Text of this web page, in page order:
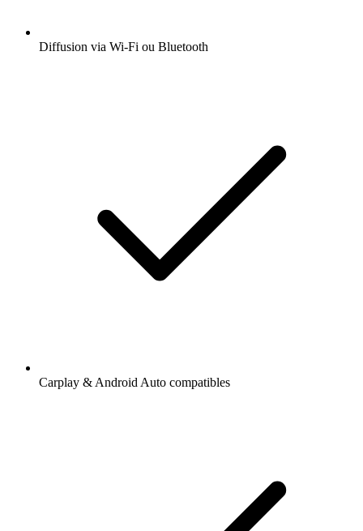
Diffusion via Wi-Fi ou Bluetooth
Carplay & Android Auto compatibles